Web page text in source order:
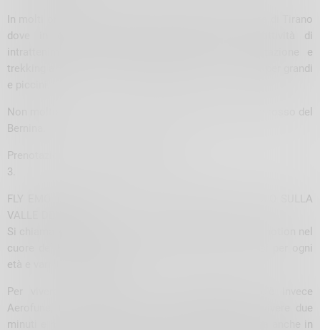
In molti organizzano trekking come l’azienda La Motta di Tirano
dove in estate vengono organizzate oltre ad attività di
intrattenimento per ragazzi anche lezioni di equitazione e
trekking a cavallo, in carrozza, laboratori con i cavalli per grandi
e piccini.
Non molto distante c’è la partenza del famoso trenino rosso del
Bernina.
Prenotazioni
3.
FLY EMOTION: 2 MINUTI DI PURA EMOZIONE IN VOLO SULLA
VALLE DEL BITTO
Si chiama Aerobosco, ed è il parco avventura di Fly Emotion nel
cuore del Parco Nazionale delle Orobie, con percorsi per ogni
età e vari livelli difficoltà.
Per vivere la Valtellina da un’altra prospettiva c’è invece
Aerofune, la zip-line su fune e rotaia permette di vivere due
minuti e mezzo di pura emozione e volare, da soli ma anche in